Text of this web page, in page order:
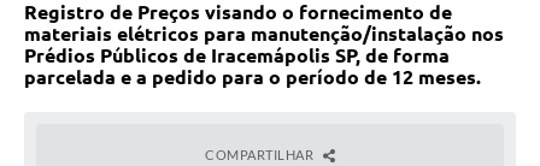
Registro de Preços visando o fornecimento de
materiais elétricos para manutenção/instalação nos
Prédios Públicos de Iracemápolis SP, de forma
parcelada e a pedido para o período de 12 meses.
COMPARTILHAR